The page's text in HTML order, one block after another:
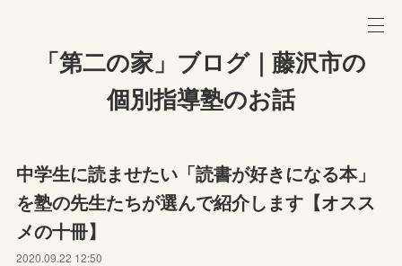
「第二の家」ブログ｜藤沢市の
個別指導塾のお話
中学生に読ませたい「読書が好きになる本」
を塾の先生たちが選んで紹介します【オスス
メの十冊】
2020.09.22 12:50